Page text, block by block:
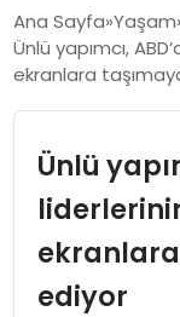
YAŞAM
EĞITIM
Ana Sayfa Yaşam
Ünlü yapımcı,
ekranlara
Ünlü
ediyor